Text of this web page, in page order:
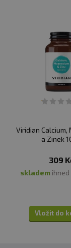
Viridian Calcium,
a Zinek
309
skladem ihned
Vložit do